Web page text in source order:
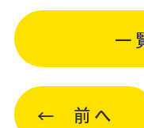
前へ
一